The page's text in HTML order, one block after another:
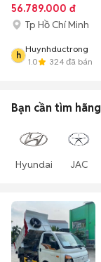
56.789.000 đ
Tp Hồ Chí Minh
h
Huynhductrong
1.0
324 đã bán
Bạn cần tìm
Hyundai JAC